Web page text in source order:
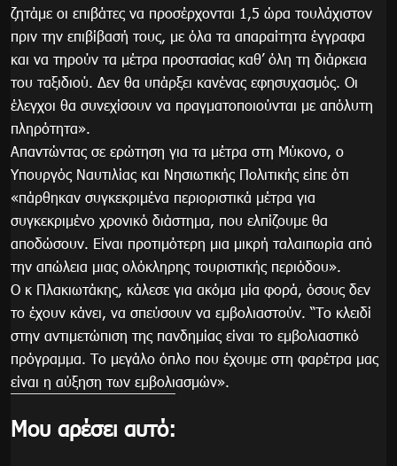
ζητάμε οι επιβάτες να προσέρχονται 1,5 ώρα τουλάχιστον
πριν την επιβίβασή τους, με όλα τα απαραίτητα έγγραφα
και να τηρούν τα μέτρα προστασίας καθ’ όλη τη διάρκεια
του ταξιδιού. Δεν θα υπάρξει κανένας εφησυχασμός. Οι
έλεγχοι θα συνεχίσουν να πραγματοποιούνται με απόλυτη
πληρότητα».
Απαντώντας σε ερώτηση για τα μέτρα στη Μύκονο, ο
Υπουργός Ναυτιλίας και Νησιωτικής Πολιτικής είπε ότι
«πάρθηκαν συγκεκριμένα περιοριστικά μέτρα για
συγκεκριμένο χρονικό διάστημα, που ελπίζουμε θα
αποδώσουν. Είναι προτιμότερη μια μικρή ταλαιπωρία από
την απώλεια μιας ολόκληρης τουριστικής περιόδου».
Ο κ Πλακιωτάκης, κάλεσε για ακόμα μία φορά, όσους δεν
το έχουν κάνει, να σπεύσουν να εμβολιαστούν. “Το κλειδί
στην αντιμετώπιση της πανδημίας είναι το εμβολιαστικό
πρόγραμμα. Το μεγάλο όπλο που έχουμε στη φαρέτρα μας
είναι η αύξηση των εμβολιασμών».
Μου αρέσει αυτό: